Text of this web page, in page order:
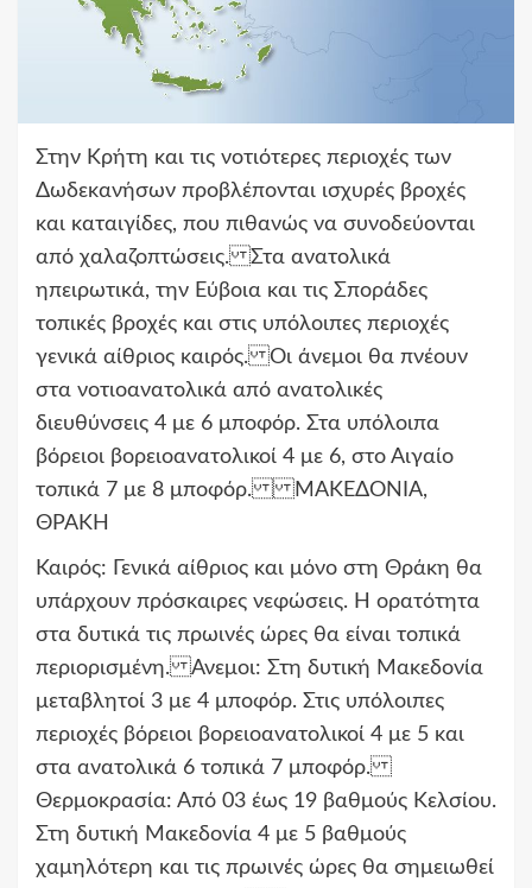
Στην Κρήτη και τις νοτιότερες περιοχές των
Δωδεκανήσων προβλέπονται ισχυρές βροχές
και καταιγίδες, που πιθανώς να συνοδεύονται
από χαλαζοπτώσεις. Στα ανατολικά
ηπειρωτικά, την Εύβοια και τις Σποράδες
τοπικές βροχές και στις υπόλοιπες περιοχές
γενικά αίθριος καιρός. Οι άνεμοι θα πνέουν
στα νοτιοανατολικά από ανατολικές
διευθύνσεις 4 με 6 μποφόρ. Στα υπόλοιπα
βόρειοι βορειοανατολικοί 4 με 6, στο Αιγαίο
τοπικά 7 με 8 μποφόρ. ΜΑΚΕΔΟΝΙΑ,
ΘΡΑΚΗ
Καιρός: Γενικά αίθριος και μόνο στη Θράκη θα
υπάρχουν πρόσκαιρες νεφώσεις. Η ορατότητα
στα δυτικά τις πρωινές ώρες θα είναι τοπικά
περιορισμένη. Ανεμοι: Στη δυτική Μακεδονία
μεταβλητοί 3 με 4 μποφόρ. Στις υπόλοιπες
περιοχές βόρειοι βορειοανατολικοί 4 με 5 και
στα ανατολικά 6 τοπικά 7 μποφόρ.
Θερμοκρασία: Από 03 έως 19 βαθμούς Κελσίου.
Στη δυτική Μακεδονία 4 με 5 βαθμούς
χαμηλότερη και τις πρωινές ώρες θα σημειωθεί